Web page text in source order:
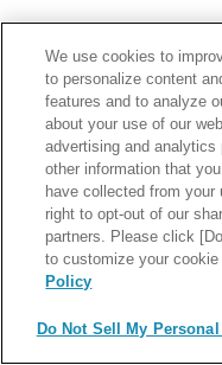
ホテル業界の課題に
のページで詳しく説
ホテル業界の収益向
リューション | SBペ
フィットネス業界の
は、以下のページで
フィットネス業界の
We use cookies to
to personalize content
features and to analyze
about your use of our
advertising and
other information that
have collected from
right to opt-out of our
partners. Please click
to customize your
Policy
Do Not Sell My